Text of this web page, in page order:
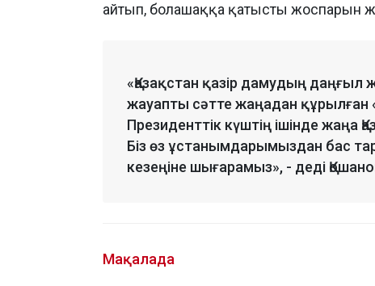
айтып, болашаққа қатысты жоспарын
«Қазақстан қазір дамудың даңғыл
жауапты сәтте жаңадан құрылған
Президенттік күштің ішінде жаңа
Біз өз ұстанымдарымыздан бас
кезеңіне шығарамыз», - деді
Мақалада